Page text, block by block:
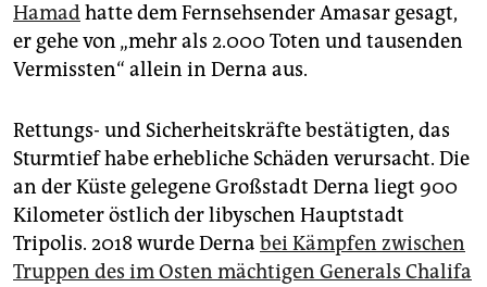
Hamadhatte dem Fernsehsender Amasar gesagt,
er gehe von „mehr als 2.000 Toten und tausenden
Vermissten“ allein in Derna aus.
Rettungs- und Sicherheitskräfte bestätigten, das
Sturmtief habe erhebliche Schäden verursacht. Die
an der Küste gelegene Großstadt Derna liegt 900
Kilometer östlich der libyschen Hauptstadt
Tripolis. 2018 wurde Derna bei Kämpfen zwischen
Truppen des im Osten mächtigen Generals Chalifa